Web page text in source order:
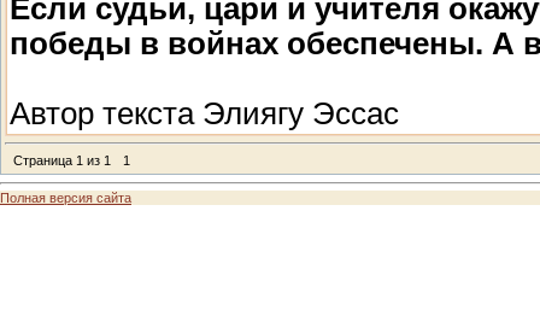
Если судьи, цари и учителя
победы в войнах обеспечены. А
Автор текста Элиягу Эссас
Страница 1 из 1 1
Полная версия сайта